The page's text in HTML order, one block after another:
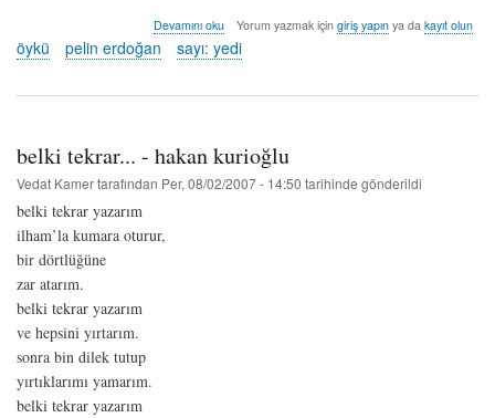
kolibri
-
pelin
hakkında
Devamını oku Yorum yazmak için giriş yapınya da kayıt olun
öykü pelin erdoğan sayı: yedi
belki tekrar... - hakan kurioğlu
Vedat Kamertarafından Per, 08/02/2007 - 14:50 tarihinde gönderildi
belki tekrar yazarım
ilham’la kumara oturur,
bir dörtlüğüne
zar atarım.
belki tekrar yazarım
ve hepsini yırtarım.
sonra bin dilek tutup
yırtıklarımı yamarım.
belki tekrar yazarım